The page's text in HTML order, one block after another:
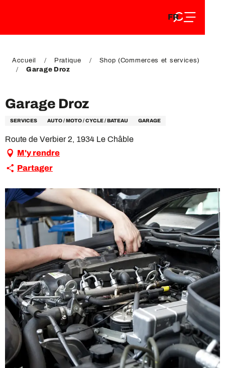
DE
FR
EN
Accueil Pratique
Shop (Commerces et services)
Garage Droz
Garage Droz
SERVICES AUTO / MOTO / CYCLE / BATEAU GARAGE
Route de Verbier 2, 1934 Le Châble
M'y rendre
Partager